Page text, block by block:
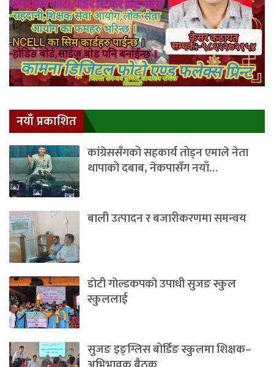
नयाँ प्रकाशित
कांग्रेससँगको सहकार्य तोड्न एमाले नेता
थापाको दबाब, नेकपासँग नयाँ…
बाली उत्पादन र बजारीकरणमा समन्वय
डाेटी गाेल्डकपकाे उपाधी सुजङ स्कुल
स्कुललाई
सुजङ इङ्ग्लिस बोर्डिङ स्कुलमा शिक्षक–